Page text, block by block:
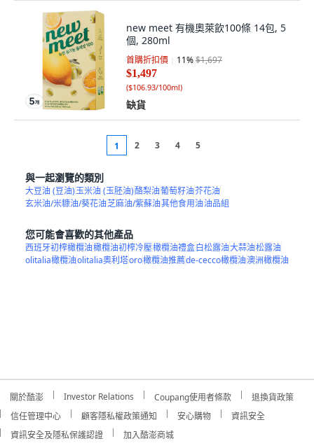
new meet 有機奧萊飲100條 14包, 5
個, 280ml
首購折扣價 11%$1,697
$1,497
($106.93/100ml)
缺貨
1 2 3 4 5
與一起瀏覽的類別
大豆油 (豆油)玉米油 (玉胚油)酪梨油葡萄籽油芥花油
玄米油/米糠油/葵花油芝麻油/紫蘇油其他食用油油品組
您可能會喜歡的其他產品
西班牙初榨橄欖油橄欖油初榨冷壓橄欖油禮盒白松露油大蒜油松露油
olitalia橄欖油olitalia奧利塔oro橄欖油推薦de-cecco橄欖油澳洲橄欖油
關於酷澎 Investor Relations Coupang使用者條款
退換貨政策
信任管理中心
顧客隱私權政策通知 安心購物
資訊安全
資訊安全及隱私保護認證
加入酷澎商城